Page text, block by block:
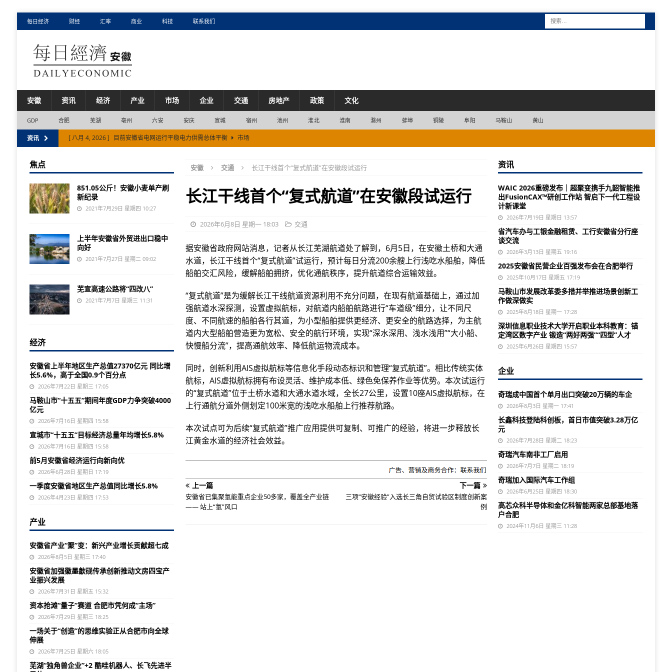
每日经济 财经 汇率 商业 科技 联系我们
安徽 资讯 经济 产业 市场 企业 交通 房地产 政策 文化
GDP 合肥 芜湖 亳州 六安 安庆 宣城 宿州 池州 淮北 淮南 滁州 蚌埠 铜陵 阜阳 马鞍山 黄山
资讯 [ 八月 4, 2026 ] 目前安徽省电网运行平稳电力供需总体平衡
市场
[ 八月 5, 2026 ] 安徽省产业“聚”变：新兴产业增长贡献超七成 产业
安徽 交通 长江干线首个“复式航道”在安徽段试运行
长江干线首个“复式航道”在安徽段试运行
2026年6月8日 星期一 18:03 交通
据安徽省政府网站消息，记者从长江芜湖航道处了解到，6月5日，在安徽土桥和大通
水道，长江干线首个“复式航道”试运行，预计每日分流200余艘上行浅吃水船舶，降低
船舶交汇风险，缓解船舶拥挤，优化通航秩序，提升航道综合运输效益。
“复式航道”是为缓解长江干线航道资源利用不充分问题，在现有航道基础上，通过加
强航道水深探测，设置虚拟航标，对航道内船舶航路进行“车道级”细分，让不同尺
度、不同航速的船舶各行其道，为小型船舶提供更经济、更安全的航路选择，为主航
道内大型船舶营造更为宽松、安全的航行环境，实现“深水深用、浅水浅用”“大小船、
快慢船分流”，提高通航效率、降低航运物流成本。
同时，创新利用AIS虚拟航标等信息化手段动态标识和管理“复式航道”。相比传统实体
航标，AIS虚拟航标拥有布设灵活、维护成本低、绿色免保养作业等优势。本次试运行
的“复式航道”位于土桥水道和大通水道水域，全长27公里，设置10座AIS虚拟航标，在
上行通航分道外侧划定100米宽的浅吃水船舶上行推荐航路。
本次试点可为后续“复式航道”推广应用提供可复制、可推广的经验，将进一步释放长
江黄金水道的经济社会效益。
上一篇
安徽省已集聚氢能重点企业50多家，覆盖全产业链
—— 站上“氢”风口
下一篇
三项“安徽经验”入选长三角自贸试验区制度创新案
例
焦点
851.05公斤！安徽小麦单产刷
新纪录
2021年7月29日 星期四 10:27
上半年安徽省外贸进出口稳中
向好
2021年7月27日 星期二 09:02
芜宣高速公路将“四改八”
2021年7月7日 星期三 11:31
经济
安徽省上半年地区生产总值27370亿元 同比增
长5.6%，高于全国0.9个百分点
2026年7月22日 星期三 17:05
马鞍山市“十五五”期间年度GDP力争突破4000
亿元
2026年7月16日 星期四 15:58
宣城市“十五五”目标经济总量年均增长5.8%
2026年7月16日 星期四 15:58
前5月安徽省经济运行向新向优
2026年6月28日 星期日 17:19
一季度安徽省地区生产总值同比增长5.8%
2026年4月23日 星期四 17:53
产业
安徽省产业“聚”变：新兴产业增长贡献超七成
2026年8月5日 星期三 17:40
安徽省加强徽墨歙砚传承创新推动文房四宝产
业振兴发展
2026年7月31日 星期五 15:32
资本抢滩“量子”赛道 合肥市凭何成“主场”
2026年7月29日 星期三 18:25
一场关于“创造”的思维实验正从合肥市向全球
伸展
2026年7月25日 星期六 18:05
芜湖“独角兽企业”+2 酷哇机器人、长飞先进半
资讯
WAIC 2026重磅发布｜超聚变携手九韶智能推
出FusionCAX™研创工作站 智启下一代工程设
计新课堂
2026年7月19日 星期日 13:57
省汽车办与工银金融租赁、工行安徽省分行座
谈交流
2026年3月13日 星期五 19:16
2025安徽省民营企业百强发布会在合肥举行
2025年10月17日 星期五 17:19
马鞍山市发展改革委多措并举推进场景创新工
作做深做实
2025年8月18日 星期一 17:28
深圳信息职业技术大学开启职业本科教育：锚
定湾区数字产业 锻造“两好两强”“四型”人才
2025年6月26日 星期四 15:57
企业
奇瑞成中国首个单月出口突破20万辆的车企
2026年8月3日 星期一 17:41
长鑫科技登陆科创板，首日市值突破3.28万亿
元
2026年7月28日 星期二 18:23
奇瑞汽车南非工厂启用
2026年7月7日 星期二 18:19
奇瑞加入国际汽车工作组
2026年6月25日 星期四 18:30
高芯众科半导体和金亿科智能两家总部基地落
户合肥
2024年11月6日 星期三 11:28